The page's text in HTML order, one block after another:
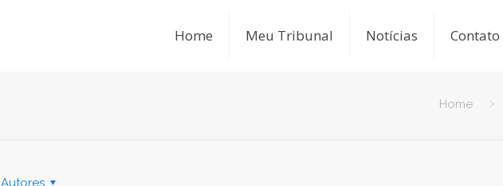
Home Meu Tribunal Notícias Contato
Home
Autores